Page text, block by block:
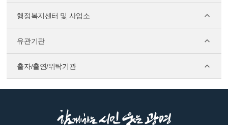
행정복지센터 및 사업소
유관기관
출자/출연/위탁기관